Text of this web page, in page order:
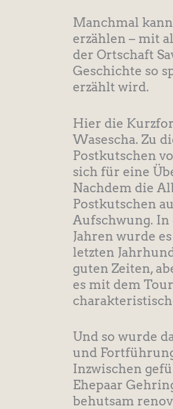
Manchmal
erzählen – mit
der Ortschaft
Geschichte so
erzählt wird.
Hier die
Wasescha. Zu
Postkutschen
sich für eine
Nachdem die
Postkutschen
Aufschwung. In
Jahren wurde
letzten
guten Zeiten,
es mit dem
Und so wurde
und
Inzwischen
Ehepaar
behutsam